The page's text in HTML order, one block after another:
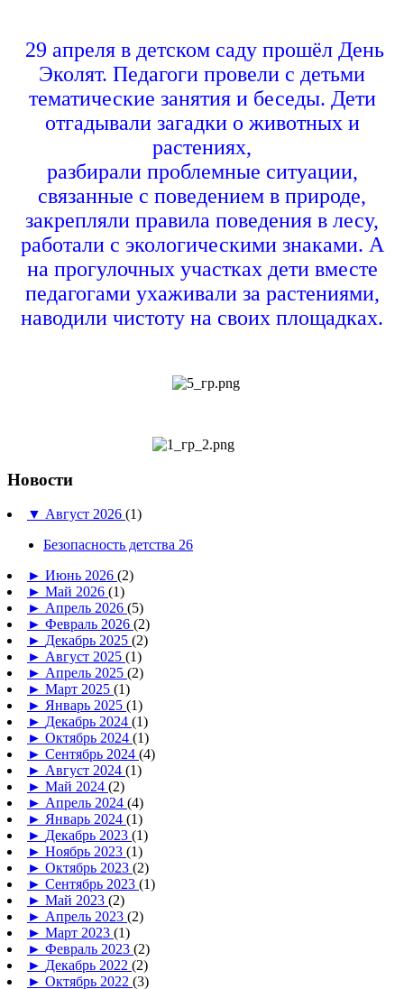
29 апреля в детском саду прошёл День
Эколят. Педагоги провели с детьми
тематические занятия и беседы. Дети
отгадывали загадки о животных и
растениях,
разбирали проблемные ситуации,
связанные с поведением в природе,
закрепляли правила поведения в лесу,
работали с экологическими знаками. А
на прогулочных участках дети вместе
педагогами ухаживали за растениями,
наводили чистоту на своих площадках.
Новости
▼ Август 2026 (1)
Безопасность детства 26
► Июнь 2026 (2)
► Май 2026 (1)
► Апрель 2026 (5)
► Февраль 2026 (2)
► Декабрь 2025 (2)
► Август 2025 (1)
► Апрель 2025 (2)
► Март 2025 (1)
► Январь 2025 (1)
► Декабрь 2024 (1)
► Октябрь 2024 (1)
► Сентябрь 2024 (4)
► Август 2024 (1)
► Май 2024 (2)
► Апрель 2024 (4)
► Январь 2024 (1)
► Декабрь 2023 (1)
► Ноябрь 2023 (1)
► Октябрь 2023 (2)
► Сентябрь 2023 (1)
► Май 2023 (2)
► Апрель 2023 (2)
► Март 2023 (1)
► Февраль 2023 (2)
► Декабрь 2022 (2)
► Октябрь 2022 (3)